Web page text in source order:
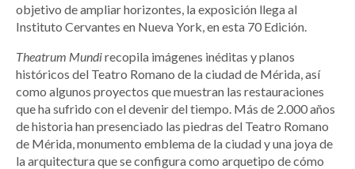
objetivo de ampliar horizontes, la exposición llega al
Instituto Cervantes en Nueva York, en esta 70 Edición.
Theatrum Mundirecopila imágenes inéditas y planos
históricos del Teatro Romano de la ciudad de Mérida, así
como algunos proyectos que muestran las restauraciones
que ha sufrido con el devenir del tiempo. Más de 2.000 años
de historia han presenciado las piedras del Teatro Romano
de Mérida, monumento emblema de la ciudad y una joya de
la arquitectura que se configura como arquetipo de cómo